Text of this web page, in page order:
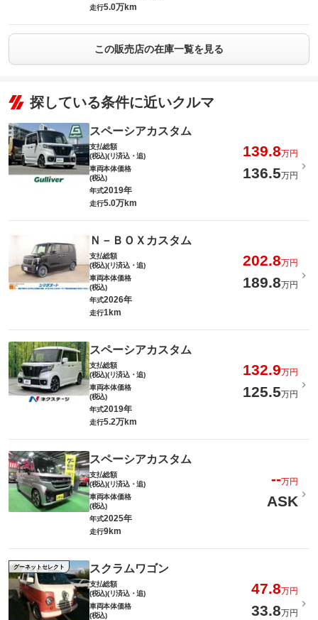
走行5.0万km
この販売店の在庫一覧を見る
探している条件に近いクルマ
スペーシアカスタム
支払総額
(税込)(リ済込・追)
139.8万円
車両本体価格
(税込)
136.5万円
年式2019年
走行5.0万km
Ｎ－ＢＯＸカスタム
支払総額
(税込)(リ済込・追)
202.8万円
車両本体価格
(税込)
189.8万円
年式2026年
走行1km
スペーシアカスタム
支払総額
(税込)(リ済込・追)
132.9万円
車両本体価格
(税込)
125.5万円
年式2019年
走行5.2万km
スペーシアカスタム
支払総額
(税込)(リ済込・追)
--万円
車両本体価格
(税込)
ASK
年式2025年
走行9km
グーネットセレクト スクラムワゴン
支払総額
(税込)(リ済込・追)
47.8万円
車両本体価格
(税込)
33.8万円